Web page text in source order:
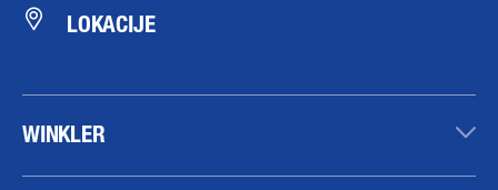
LOKACIJE
WINKLER